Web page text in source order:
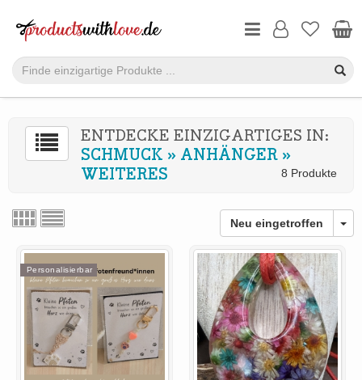
ENTDECKE EINZIGARTIGES IN:
SCHMUCK » ANHÄNGER »
WEITERES
8 Produkte
Neu eingetroffen
Personalisierbar